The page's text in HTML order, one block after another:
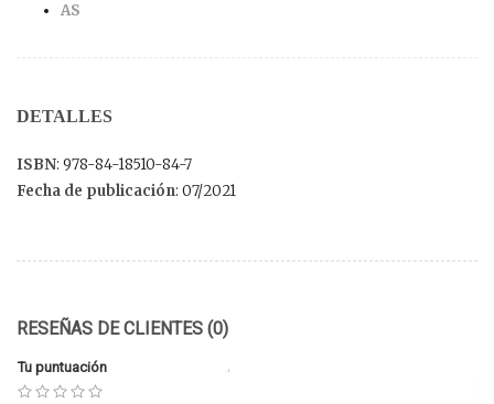
AS
DETALLES
ISBN: 978-84-18510-84-7
Fecha de publicación: 07/2021
RESEÑAS DE CLIENTES (0)
Tu puntuación